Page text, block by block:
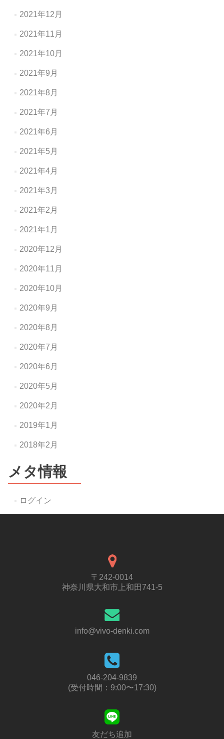
2021年12月
2021年11月
2021年10月
2021年9月
2021年8月
2021年7月
2021年6月
2021年5月
2021年4月
2021年3月
2021年2月
2021年1月
2020年12月
2020年11月
2020年10月
2020年9月
2020年8月
2020年7月
2020年6月
2020年5月
2020年2月
2019年1月
2018年2月
メタ情報
ログイン
〒242-0014
神奈川県大和市上和田741-5
info@vivo-denki.com
046-204-9839
(受付時間：9:00〜17:30)
友だち追加